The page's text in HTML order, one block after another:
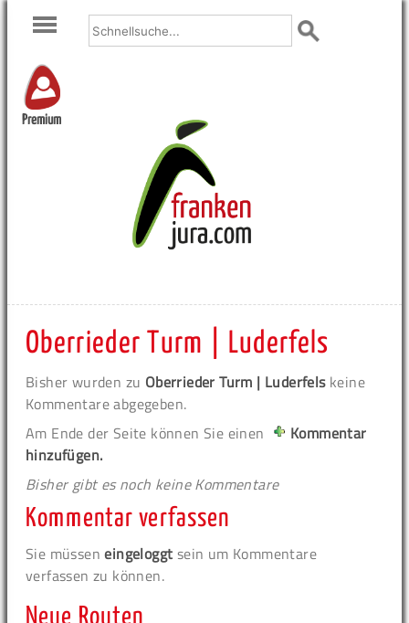
Premium
Oberrieder Turm | Luderfels
Bisher wurden zu Oberrieder Turm | Luderfelskeine
Kommentare abgegeben.
Am Ende der Seite können Sie einen
Kommentar
hinzufügen.
Bisher gibt es noch keine Kommentare
Kommentar verfassen
Sie müsseneingeloggt sein um Kommentare
verfassen zu können.
Neue Routen